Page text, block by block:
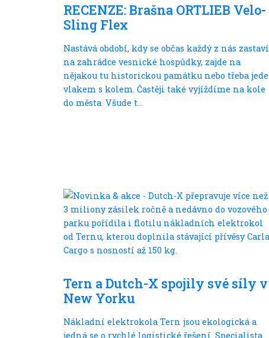
RECENZE: Brašna ORTLIEB Velo-
Sling Flex
Nastává období, kdy se občas každý z nás zastaví
na zahrádce vesnické hospůdky, zajde na
nějakou tu historickou památku nebo třeba jede
vlakem s kolem. Častěji také vyjíždíme na kole
do města. Všude t...
Tern a Dutch-X spojily své síly v
New Yorku
Nákladní elektrokola Tern jsou ekologická a
jedná se o rychlé logistické řešení. Specialista